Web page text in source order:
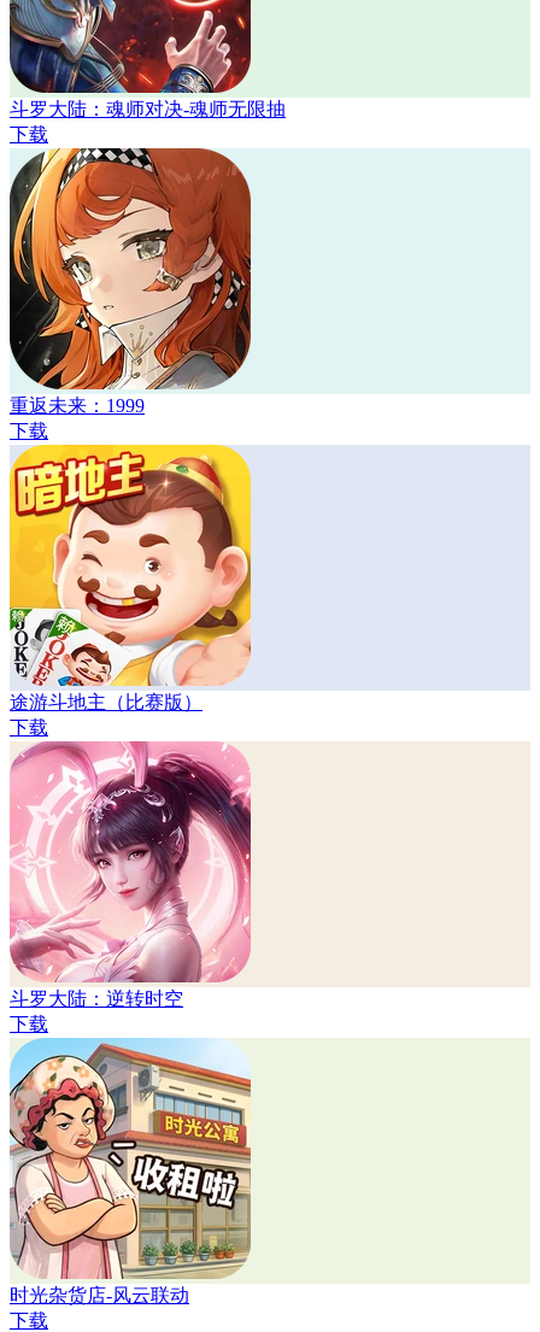
斗罗大陆：魂师对决-魂师无限抽
下载
重返未来：1999
下载
途游斗地主（比赛版）
下载
斗罗大陆：逆转时空
下载
时光杂货店-风云联动
下载